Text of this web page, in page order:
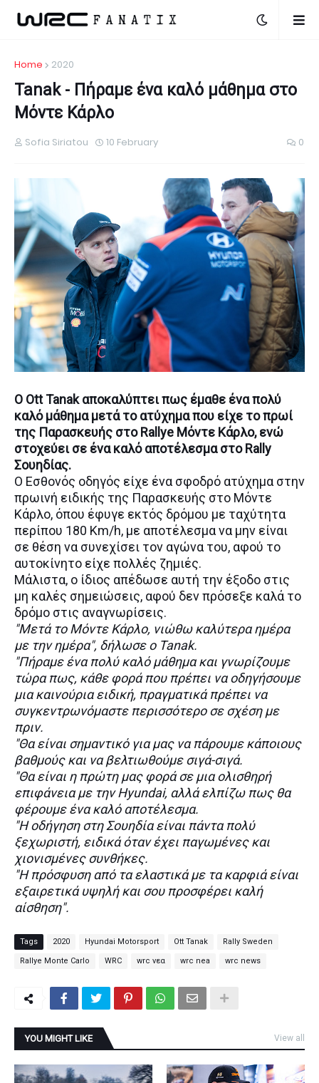
Home 2020
Tanak - Πήραμε ένα καλό μάθημα στο
Μόντε Κάρλο
Sofia Siriatou 10 February 0
O Ott Tanak αποκαλύπτει πως έμαθε ένα πολύ
καλό μάθημα μετά το ατύχημα που είχε το πρωί
της Παρασκευής στο Rallye Μόντε Κάρλο, ενώ
στοχεύει σε ένα καλό αποτέλεσμα στο Rally
Σουηδίας.
Ο Εσθονός οδηγός είχε ένα σφοδρό ατύχημα στην
πρωινή ειδικής της Παρασκευής στο Μόντε
Κάρλο, όπου έφυγε εκτός δρόμου με ταχύτητα
περίπου 180 Km/h, με αποτέλεσμα να μην είναι
σε θέση να συνεχίσει τον αγώνα του, αφού το
αυτοκίνητο είχε πολλές ζημιές.
Μάλιστα, ο ίδιος απέδωσε αυτή την έξοδο στις
μη καλές σημειώσεις, αφού δεν πρόσεξε καλά το
δρόμο στις αναγνωρίσεις.
"Μετά το Μόντε Κάρλο, νιώθω καλύτερα ημέρα
με την ημέρα", δήλωσε ο Tanak.
"Πήραμε ένα πολύ καλό μάθημα και γνωρίζουμε
τώρα πως, κάθε φορά που πρέπει να οδηγήσουμε
μια καινούρια ειδική, πραγματικά πρέπει να
συγκεντρωνόμαστε περισσότερο σε σχέση με
πριν.
"Θα είναι σημαντικό για μας να πάρουμε κάποιους
βαθμούς και να βελτιωθούμε σιγά-σιγά.
"Θα είναι η πρώτη μας φορά σε μια ολισθηρή
επιφάνεια με την Hyundai, αλλά ελπίζω πως θα
φέρουμε ένα καλό αποτέλεσμα.
"Η οδήγηση στη Σουηδία είναι πάντα πολύ
ξεχωριστή, ειδικά όταν έχει παγωμένες και
χιονισμένες συνθήκες.
"Η πρόσφυση από τα ελαστικά με τα καρφιά είναι
εξαιρετικά υψηλή και σου προσφέρει καλή
αίσθηση".
Tags 2020 Hyundai Motorsport Ott Tanak Rally Sweden
Rallye Monte Carlo WRC wrc νεα wrc nea wrc news
YOU MIGHT LIKE View all